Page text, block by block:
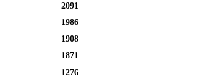
2091
1986
1908
1871
1276